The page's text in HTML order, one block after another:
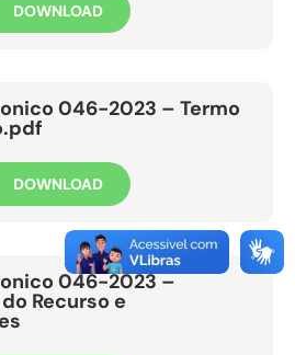
DOWNLOAD
046-2023 – Termo
DOWNLOAD
046-2023 –
Recurso e